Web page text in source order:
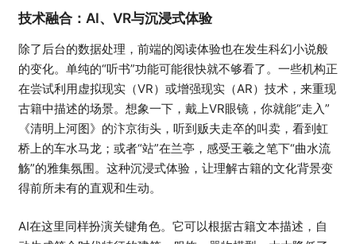
技术融合：AI、VR与沉浸式体验
除了后台的数据处理，前端的阅读体验也在发生科幻小说般
的变化。单纯的“听书”功能可能很快就不够看了。一些机构正
在尝试利用虚拟现实（VR）或增强现实（AR）技术，来重现
古籍中描述的场景。想象一下，戴上VR眼镜，你就能“走入”
《清明上河图》的汴京街头，听到贩夫走卒的叫卖，看到虹
桥上的车水马龙；或者“站”在兰亭，感受王羲之笔下“曲水流
觞”的雅集氛围。这种沉浸式体验，让理解古籍的文化背景变
得前所未有的直观和生动。
AI在这里同样扮演关键角色。它可以根据古籍文本描述，自